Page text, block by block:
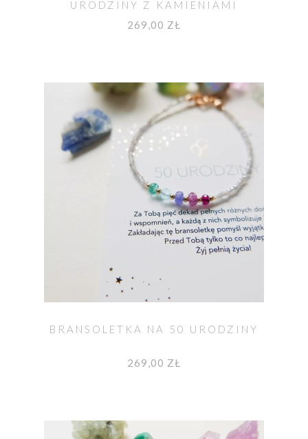
URODZINY Z KAMIENIAMI
269,00 ZŁ
BRANSOLETKA NA 50 URODZINY
269,00 ZŁ